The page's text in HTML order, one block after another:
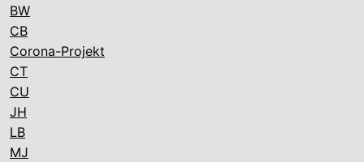
BW
CB
Corona-Projekt
CT
CU
JH
LB
MJ